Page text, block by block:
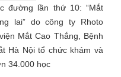
đường lần thứ 10: “Mắt
lai” do công ty Rhoto
Mắt Cao Thắng, Bệnh
Hà Nội tổ chức khám và
34.000 học